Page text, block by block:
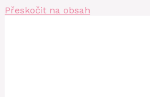
Přeskočit na obsah